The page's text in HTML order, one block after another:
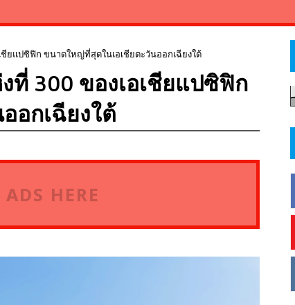
ชียแปซิฟิก ขนาดใหญ่ที่สุดในเอเชียตะวันออกเฉียงใต้
งที่ 300 ของเอเชียแปซิฟิก
อกเฉียงใต้
HERE